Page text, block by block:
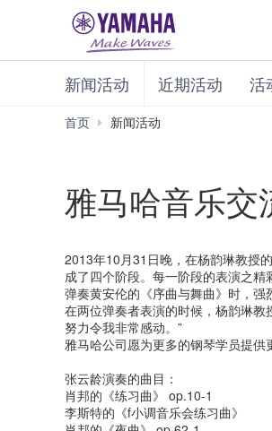
新闻活动 近期活动 活
首页 新闻活动
雅马哈音乐
2013年10月31日晚，在杨韵琳教授
成了四个阶段。每一阶段的表演之
弹奏黄安伦的《序曲与舞曲》时，强
在两位弹奏者表演的时候，杨韵琳
努力令我非常感动。”
雅马哈公司愿为更多的钢琴学员提供
张云龄演奏的曲目：
肖邦的《练习曲》 op.10-1
李斯特的《f小调音乐会练习曲》